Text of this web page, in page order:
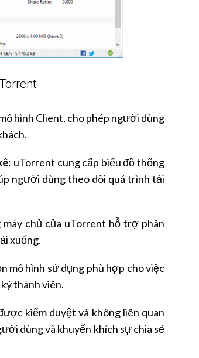
hình Client, cho phép người dùng
: uTorrent cung cấp biểu đồ thống
người dùng theo dõi quá trình tải
chủ của uTorrent hỗ trợ phân
xuống.
mô hình sử dụng phù hợp cho việc
thành viên.
kiểm duyệt và không liên quan
dùng và khuyến khích sự chia sẻ